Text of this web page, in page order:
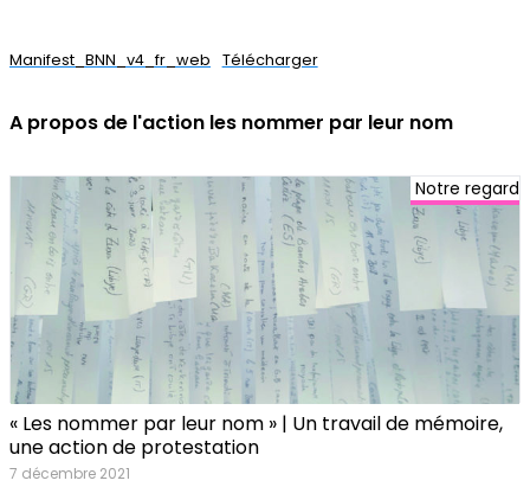
Manifest_BNN_v4_fr_web Télécharger
A propos de l'action les nommer par leur nom
Notre regard
« Les nommer par leur nom » | Un travail de mémoire,
une action de protestation
7 décembre 2021